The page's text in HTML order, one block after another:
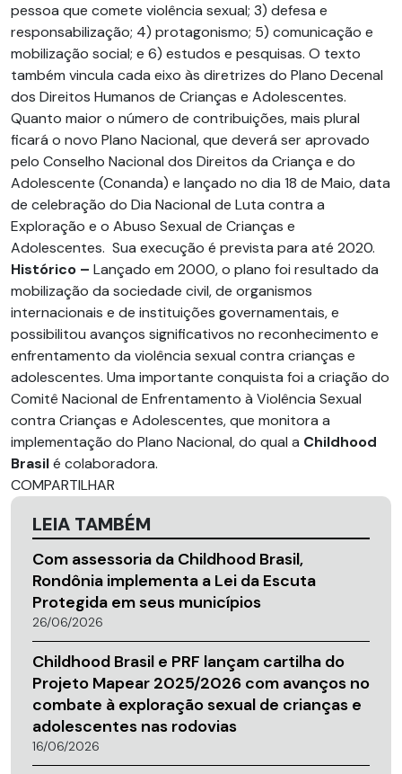
pessoa que comete violência sexual; 3) defesa e
responsabilização; 4) protagonismo; 5) comunicação e
mobilização social; e 6) estudos e pesquisas. O texto
também vincula cada eixo às diretrizes do Plano Decenal
dos Direitos Humanos de Crianças e Adolescentes.
Quanto maior o número de contribuições, mais plural
ficará o novo Plano Nacional, que deverá ser aprovado
pelo Conselho Nacional dos Direitos da Criança e do
Adolescente (Conanda) e lançado no dia 18 de Maio, data
de celebração do Dia Nacional de Luta contra a
Exploração e o Abuso Sexual de Crianças e
Adolescentes. Sua execução é prevista para até 2020.
Histórico – Lançado em 2000, o plano foi resultado da
mobilização da sociedade civil, de organismos
internacionais e de instituições governamentais, e
possibilitou avanços significativos no reconhecimento e
enfrentamento da violência sexual contra crianças e
adolescentes. Uma importante conquista foi a criação do
Comitê Nacional de Enfrentamento à Violência Sexual
contra Crianças e Adolescentes, que monitora a
implementação do Plano Nacional, do qual a Childhood
Brasilé colaboradora.
COMPARTILHAR
LEIA TAMBÉM
Com assessoria da Childhood Brasil,
Rondônia implementa a Lei da Escuta
Protegida em seus municípios
26/06/2026
Childhood Brasil e PRF lançam cartilha do
Projeto Mapear 2025/2026 com avanços no
combate à exploração sexual de crianças e
adolescentes nas rodovias
16/06/2026